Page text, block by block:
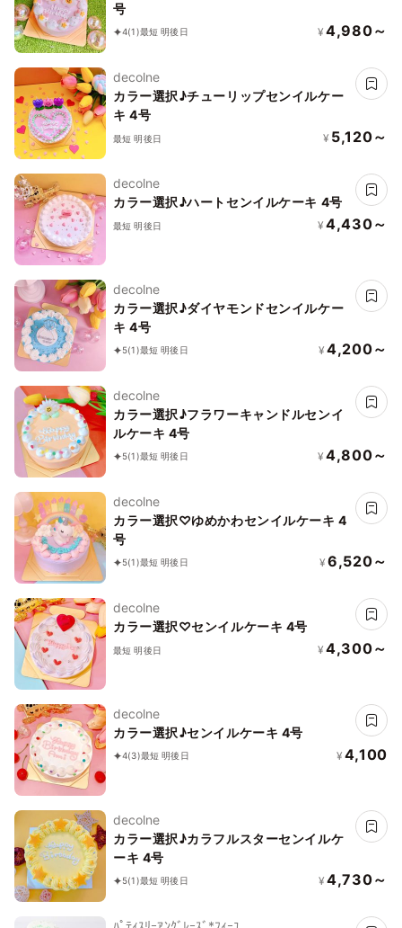
号
4(1)最短 明後日 ¥ 4,980～
decolne
カラー選択♪チューリップセンイルケー
キ 4号
最短 明後日 ¥ 5,120～
decolne
カラー選択♪ハートセンイルケーキ 4号
最短 明後日 ¥ 4,430～
decolne
カラー選択♪ダイヤモンドセンイルケー
キ 4号
5(1)最短 明後日 ¥ 4,200～
decolne
カラー選択♪フラワーキャンドルセンイ
ルケーキ 4号
5(1)最短 明後日 ¥ 4,800～
decolne
カラー選択♡ゆめかわセンイルケーキ 4
号
5(1)最短 明後日 ¥ 6,520～
decolne
カラー選択♡センイルケーキ 4号
最短 明後日 ¥ 4,300～
decolne
カラー選択♪センイルケーキ 4号
4(3)最短 明後日 ¥ 4,100
decolne
カラー選択♪カラフルスターセンイルケ
ーキ 4号
5(1)最短 明後日 ¥ 4,730～